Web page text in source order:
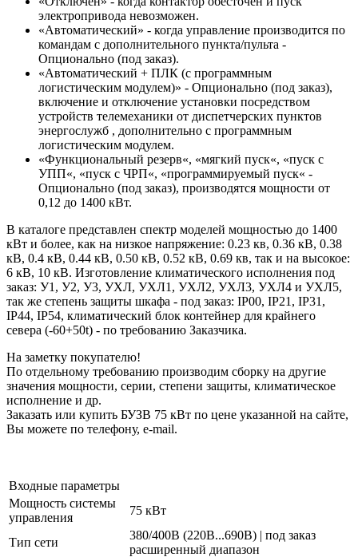
электропривода невозможен.
«Автоматический» - когда управление производится по
командам с дополнительного пункта/пульта -
Опционально (под заказ).
«Автоматический + ПЛК (с программным
логистическим модулем)» - Опционально (под заказ),
включение и отключение установки посредством
устройств телемеханики от диспетчерских пунктов
энергослужб , дополнительно с программным
логистическим модулем.
«Функциональный резерв«, «мягкий пуск«, «пуск с
УПП«, «пуск с ЧРП«, «программируемый пуск« -
Опционально (под заказ), производятся мощности от
0,12 до 1400 кВт.
В каталоге представлен спектр моделей мощностью до 1400
кВт и более, как на низкое напряжение: 0.23 кв, 0.36 кВ, 0.38
кВ, 0.4 кВ, 0.44 кВ, 0.50 кВ, 0.52 кВ, 0.69 кв, так и на высокое:
6 кВ, 10 кВ. Изготовление климатического исполнения под
заказ: У1, У2, У3, УХЛ, УХЛ1, УХЛ2, УХЛ3, УХЛ4 и УХЛ5,
так же степень защиты шкафа - под заказ: IP00, IP21, IP31,
IP44, IP54, климатический блок контейнер для крайнего
севера (-60+50t) - по требованию Заказчика.
На заметку покупателю!
По отдельному требованию производим сборку на другие
значения мощности, серии, степени защиты, климатическое
исполнение и др.
Заказать или купить БУЗВ 75 кВт по цене указанной на сайте,
Вы можете по телефону, e-mail.
Входные параметры
Мощность системы
управления
75 кВт
Тип сети
380/400В (220В...690В) | под заказ
расширенный диапазон